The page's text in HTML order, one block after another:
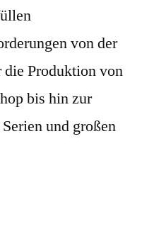
von der
die Produktion von
bis hin zur
und großen